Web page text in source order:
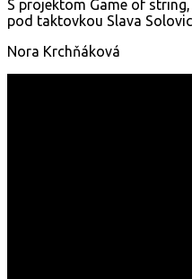
S projektom Game of
pod taktovkou Slava
Nora Krchňáková